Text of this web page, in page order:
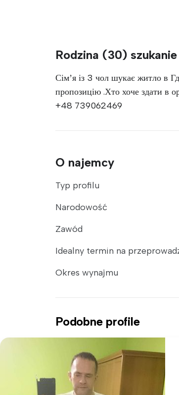
Rodzina (30)
Сімʼя із 3 чол шукає житло в
пропозицію .Хто хоче здати в
+48 739062469
O najemcy
Typ profilu
Narodowość
Zawód
Idealny termin na
Okres wynajmu
Podobne profile